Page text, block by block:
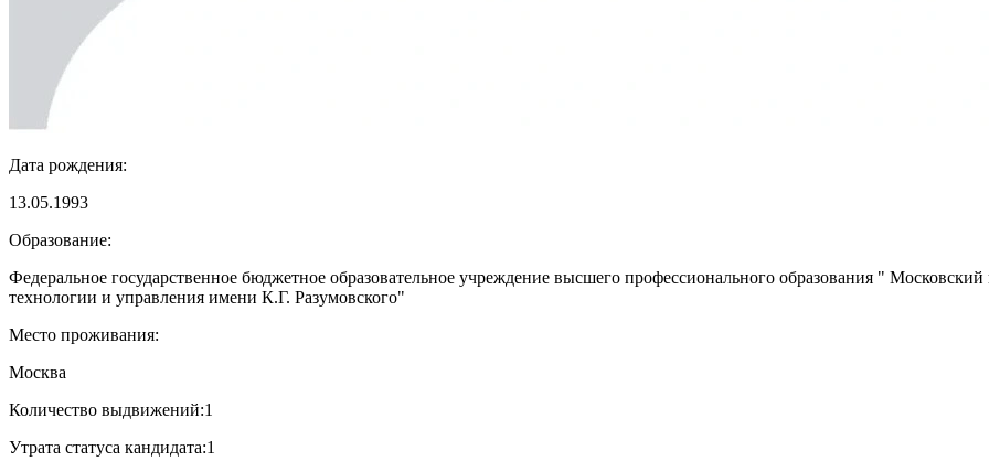
Дата рождения:
13.05.1993
Образование:
Федеральное государственное бюджетное образовательное учреждение высшего профессионального образования "
технологии и управления имени К.Г. Разумовского"
Место проживания:
Москва
Количество выдвижений:1
Утрата статуса кандидата:1